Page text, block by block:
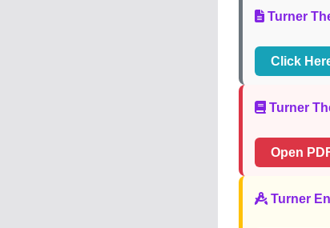
Turner
Click
Turner
Open
Turner